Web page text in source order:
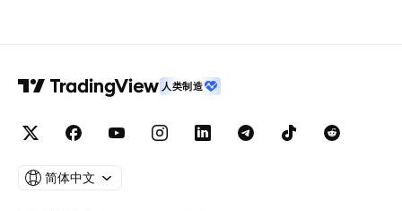
人类制造
简体中文